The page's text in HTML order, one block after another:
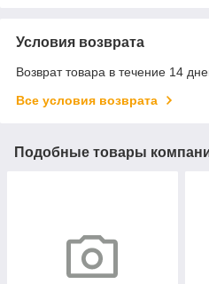
Условия возврата
Возврат товара в течение 14
Все условия возврата
Подобные товары